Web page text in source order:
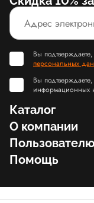
Вы
персональных
Вы
информационных
Каталог
О компании
Пользователю
Помощь